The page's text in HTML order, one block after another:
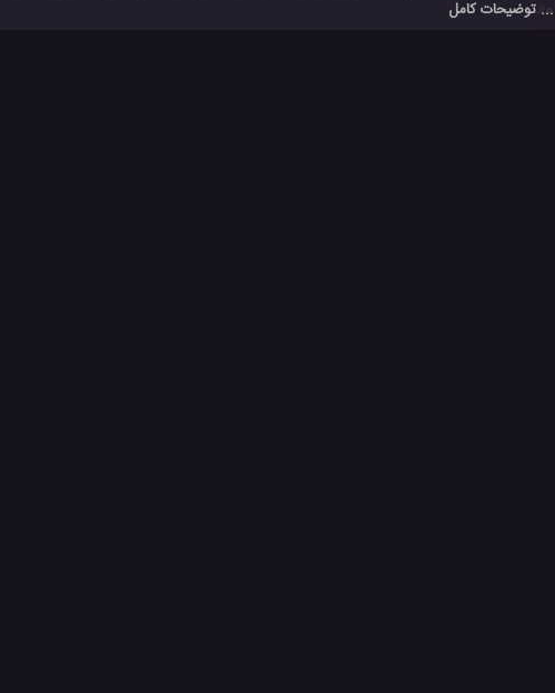
دیگر ساخته می شوند و علاوه بر یک طعم عالی ، بسیار سالم و مغذی نیز هستند.
... توضیحات کامل